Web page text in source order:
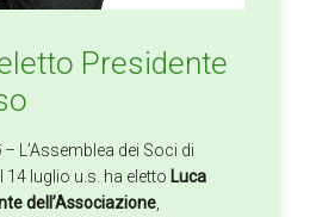
Presidente
– L’Assemblea dei Soci di
luglio u.s. ha eletto Luca
dell’Associazione